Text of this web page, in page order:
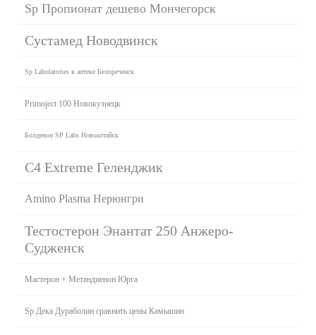
Sp Пропионат дешево Мончегорск
Сустамед Новодвинск
Sp Labolatories в аптеке Белореченск
Primoject 100 Новокузнецк
Болденон SP Labs Новоалтайск
C4 Extreme Геленджик
Amino Plasma Нерюнгри
Тестостерон Энантат 250 Анжеро-
Судженск
Мастерон + Метандиенон Юрга
Sp Дека Дураболин сравнить цены Камышин